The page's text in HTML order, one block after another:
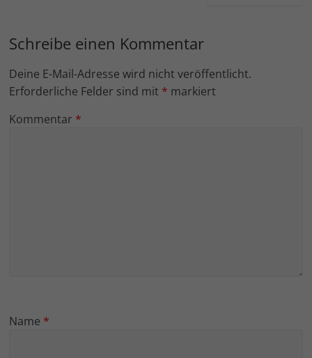
Schreibe einen Kommentar
Deine E-Mail-Adresse wird nicht veröffentlicht.
Erforderliche Felder sind mit * markiert
Kommentar *
Name *